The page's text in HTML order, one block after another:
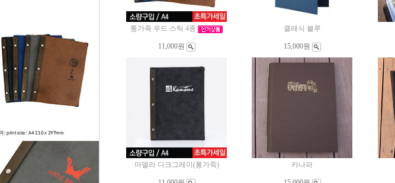
통가죽 우드 스틱 4종
11,000원
클래식 블루
15,000원
마델라 다크그레이(통가죽) 카나파